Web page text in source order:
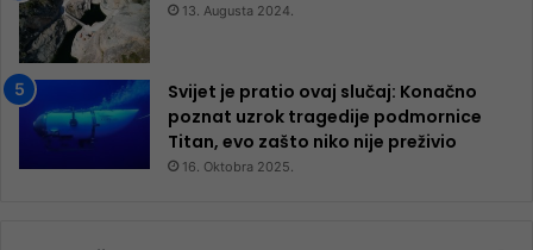
13. Augusta 2024.
Svijet je pratio ovaj slučaj: Konačno
poznat uzrok tragedije podmornice
Titan, evo zašto niko nije preživio
16. Oktobra 2025.